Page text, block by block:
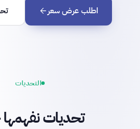
اطلب عرض سعر
التحديات
تحديات